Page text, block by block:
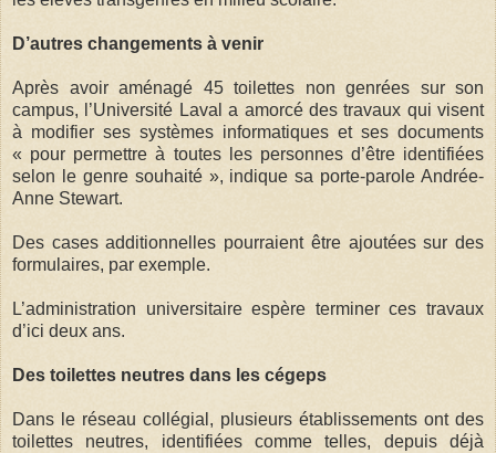
D’autres changements à venir
Après avoir aménagé 45 toilettes non genrées sur son
campus, l’Université Laval a amorcé des travaux qui visent
à modifier ses systèmes informatiques et ses documents
« pour permettre à toutes les personnes d’être identifiées
selon le genre souhaité », indique sa porte-parole Andrée-
Anne Stewart.
Des cases additionnelles pourraient être ajoutées sur des
formulaires, par exemple.
L’administration universitaire espère terminer ces travaux
d’ici deux ans.
Des toilettes neutres dans les cégeps
Dans le réseau collégial, plusieurs établissements ont des
toilettes neutres, identifiées comme telles, depuis déjà